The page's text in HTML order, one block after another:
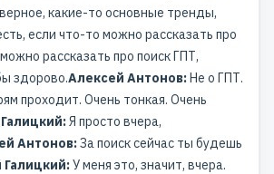
какие-то основные тренды,
если что-то можно рассказать про
рассказать про поиск ГПТ,
здорово.Алексей Антонов:Не о ГПТ.
проходит. Очень тонкая. Очень
Я просто вчера,
Антонов:За поиск сейчас ты будешь
Галицкий:У меня это, значит, вчера.